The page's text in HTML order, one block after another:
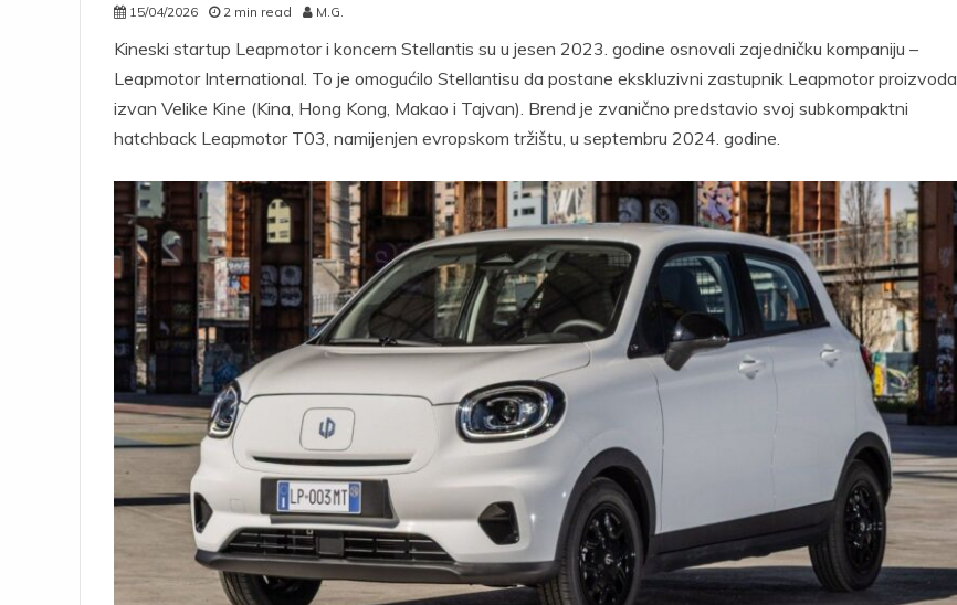
15/04/2026 2 min read M.G.
Kineski startup Leapmotor i koncern Stellantis su u jesen 2023. godine osnovali zajedničku kompaniju –
Leapmotor International. To je omogućilo Stellantisu da postane ekskluzivni zastupnik Leapmotor proizvoda
izvan Velike Kine (Kina, Hong Kong, Makao i Tajvan). Brend je zvanično predstavio svoj subkompaktni
hatchback Leapmotor T03, namijenjen evropskom tržištu, u septembru 2024. godine.